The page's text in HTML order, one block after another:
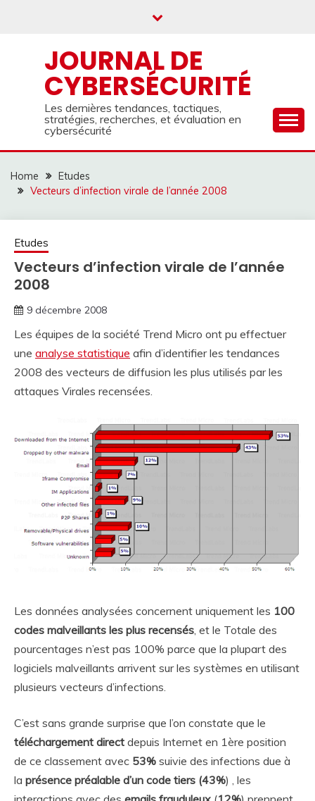
JOURNAL DE
CYBERSÉCURITÉ
Les dernières tendances, tactiques,
stratégies, recherches, et évaluation en
cybersécurité
Home
Etudes
Vecteurs d’infection virale de l’année 2008
Etudes
Vecteurs d’infection virale de l’année
2008
9 décembre 2008
Les équipes de la société Trend Micro ont pu effectuer
une analyse statistique afin d’identifier les tendances
2008 des vecteurs de diffusion les plus utilisés par les
attaques Virales recensées.
Les données analysées concernent uniquement les 100
codes malveillants les plus recensés , et le Totale des
pourcentages n’est pas 100% parce que la plupart des
logiciels malveillants arrivent sur les systèmes en utilisant
plusieurs vecteurs d’infections.
C’est sans grande surprise que l’on constate que le
téléchargement direct depuis Internet en 1ère position
de ce classement avec 53% suivie des infections due à
la présence préalable d’un code tiers (43%) , les